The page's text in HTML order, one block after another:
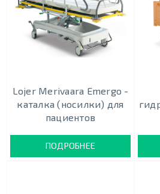
Lojer Merivaara Emergo -
каталка (носилки) для
пациентов
ПОДРОБНЕЕ